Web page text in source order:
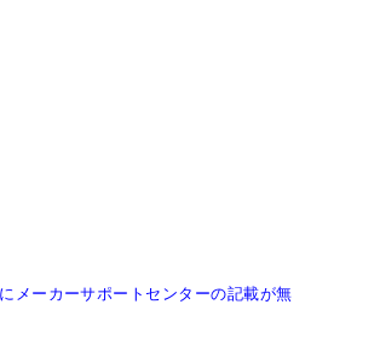
メーカーサポートセンターの記載が無